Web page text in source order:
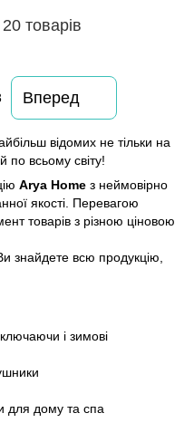
товарів
Вперед
відомих не тільки на
по всьому світу!
Arya Home з неймовірно
якості. Перевагою
товарів з різною ціновою
знайдете всю продукцію,
і зимові
для дому та спа